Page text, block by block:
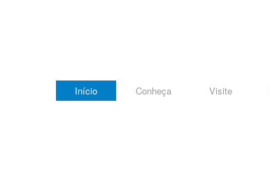
Início Conheça Visite